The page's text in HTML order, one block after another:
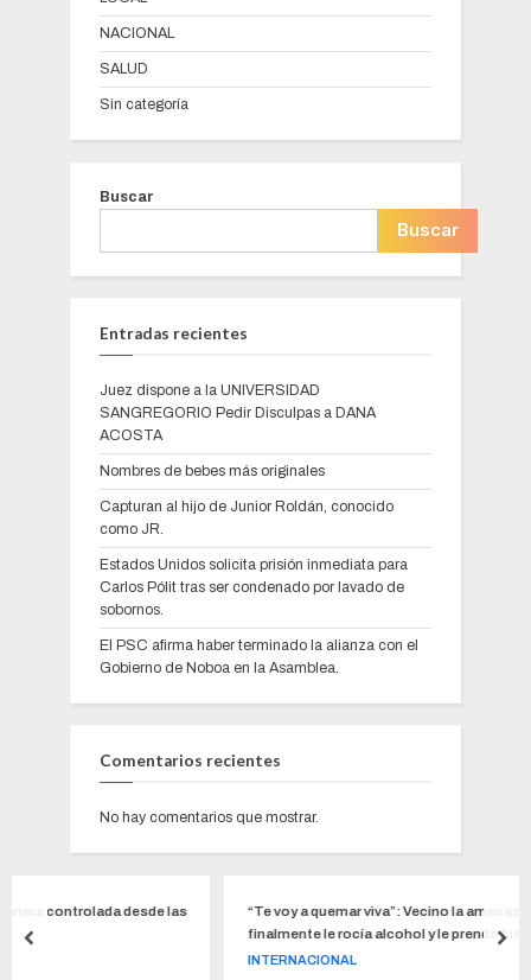
NACIONAL
SALUD
Sin categoría
Buscar
Buscar
Entradas recientes
Juez dispone a la UNIVERSIDAD
SANGREGORIO Pedir Disculpas a DANA
ACOSTA
Nombres de bebes más originales
Capturan al hijo de Junior Roldán, conocido
como JR.
Estados Unidos solicita prisión inmediata para
Carlos Pólit tras ser condenado por lavado de
sobornos.
El PSC afirma haber terminado la alianza con el
Gobierno de Noboa en la Asamblea.
Comentarios recientes
No hay comentarios que mostrar.
las
“Te voy a quemar viva”: Vecino la amenazaba rayando grafitis y
finalmente le rocía alcohol y le prende fuego porque no
las crisis de su hijo con autismo